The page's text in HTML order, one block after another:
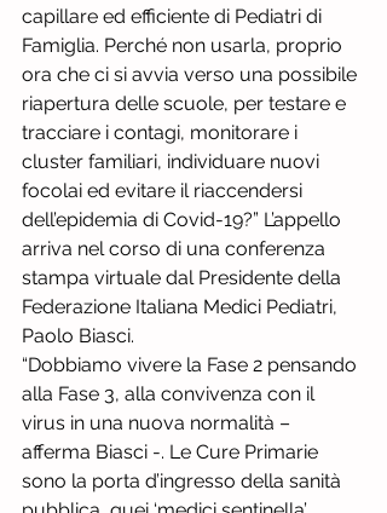
capillare ed efficiente di Pediatri di
Famiglia. Perché non usarla, proprio
ora che ci si avvia verso una possibile
riapertura delle scuole, per testare e
tracciare i contagi, monitorare i
cluster familiari, individuare nuovi
focolai ed evitare il riaccendersi
dell’epidemia di Covid-19?” L’appello
arriva nel corso di una conferenza
stampa virtuale dal Presidente della
Federazione Italiana Medici Pediatri,
Paolo Biasci.
“Dobbiamo vivere la Fase 2 pensando
alla Fase 3, alla convivenza con il
virus in una nuova normalità –
afferma Biasci -. Le Cure Primarie
sono la porta d’ingresso della sanità